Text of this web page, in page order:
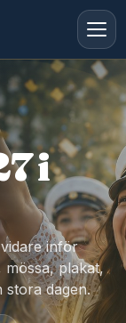
i
inför
plakat,
stora dagen.